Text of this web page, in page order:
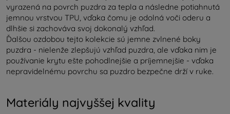
vyrazená na povrch puzdra za tepla a následne potiahnutá
jemnou vrstvou TPU, vďaka čomu je odolná voči oderu a
dlhšie si zachováva svoj dokonalý vzhľad.
Ďalšou ozdobou tejto kolekcie sú jemne zvlnené boky
puzdra - nielenže zlepšujú vzhľad puzdra, ale vďaka nim je
používanie krytu ešte pohodlnejšie a príjemnejšie - vďaka
nepravidelnému povrchu sa puzdro bezpečne drží v ruke.
Materiály najvyššej kvality